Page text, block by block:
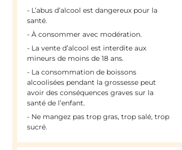
- L’abus d’alcool est dangereux pour la
santé.
- À consommer avec modération.
- La vente d’alcool est interdite aux
mineurs de moins de 18 ans.
- La consommation de boissons
alcoolisées pendant la grossesse peut
avoir des conséquences graves sur la
santé de l’enfant.
- Ne mangez pas trop gras, trop salé, trop
sucré.